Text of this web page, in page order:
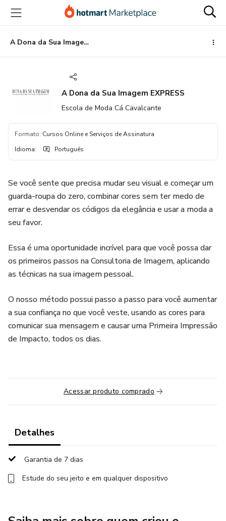
para
conteúdo
principal
para
pagamento
para
rodapé
A Dona da Sua Imagem EXPRESS
A Dona da Sua Imagem EXPRESS
Escola de Moda Cá Cavalcante
Formato: Cursos Online e Serviços de Assinatura
Idioma: Português
Se você sente que precisa mudar seu visual e começar um
guarda-roupa do zero, combinar cores sem ter medo de
errar e desvendar os códigos da elegância e usar a moda a
seu favor.
Essa é uma oportunidade incrível para que você possa dar
os primeiros passos na Consultoria de Imagem, aplicando
as técnicas na sua imagem pessoal.
O nosso método possui passo a passo para você aumentar
a sua confiança no que você veste, usando as cores para
comunicar sua mensagem e causar uma Primeira Impressão
de Impacto, todos os dias.
Acessar produto comprado
Detalhes
Garantia de 7 dias
Estude do seu jeito e em qualquer dispositivo